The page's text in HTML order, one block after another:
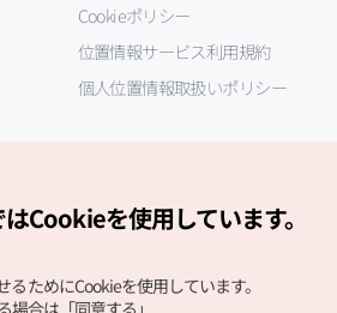
Cookieポリシー
位置情報サービス利用規約
個人位置情報取扱いポリシー
Cookieを使用しています。
ためにCookieを使用しています。
合は「同意する」